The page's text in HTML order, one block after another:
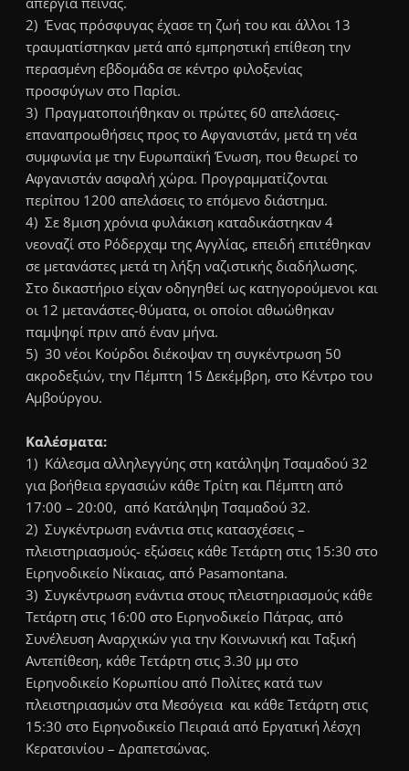
2) Ένας πρόσφυγας έχασε τη ζωή του και άλλοι 13
τραυματίστηκαν μετά από εμπρηστική επίθεση την
περασμένη εβδομάδα σε κέντρο φιλοξενίας
προσφύγων στο Παρίσι.
3) Πραγματοποιήθηκαν οι πρώτες 60 απελάσεις-
επαναπροωθήσεις προς το Αφγανιστάν, μετά τη νέα
συμφωνία με την Ευρωπαϊκή Ένωση, που θεωρεί το
Αφγανιστάν ασφαλή χώρα. Προγραμματίζονται
περίπου 1200 απελάσεις το επόμενο διάστημα.
4) Σε 8μιση χρόνια φυλάκιση καταδικάστηκαν 4
νεοναζί στο Ρόδερχαμ της Αγγλίας, επειδή επιτέθηκαν
σε μετανάστες μετά τη λήξη ναζιστικής διαδήλωσης.
Στο δικαστήριο είχαν οδηγηθεί ως κατηγορούμενοι και
οι 12 μετανάστες-θύματα, οι οποίοι αθωώθηκαν
παμψηφί πριν από έναν μήνα.
5) 30 νέοι Κούρδοι διέκοψαν τη συγκέντρωση 50
ακροδεξιών, την Πέμπτη 15 Δεκέμβρη, στο Κέντρο του
Αμβούργου.
Καλέσματα:
1) Κάλεσμα αλληλεγγύης στη κατάληψη Τσαμαδού 32
για βοήθεια εργασιών κάθε Τρίτη και Πέμπτη από
17:00 – 20:00, από Κατάληψη Τσαμαδού 32.
2) Συγκέντρωση ενάντια στις κατασχέσεις –
πλειστηριασμούς- εξώσεις κάθε Τετάρτη στις 15:30 στο
Ειρηνοδικείο Νίκαιας, από Pasamontana.
3) Συγκέντρωση ενάντια στους πλειστηριασμούς κάθε
Τετάρτη στις 16:00 στο Ειρηνοδικείο Πάτρας, από
Συνέλευση Αναρχικών για την Κοινωνική και Ταξική
Αντεπίθεση, κάθε Τετάρτη στις 3.30 μμ στο
Ειρηνοδικείο Κορωπίου από Πολίτες κατά των
πλειστηριασμών στα Μεσόγεια και κάθε Τετάρτη στις
15:30 στο Ειρηνοδικείο Πειραιά από Εργατική λέσχη
Κερατσινίου – Δραπετσώνας.